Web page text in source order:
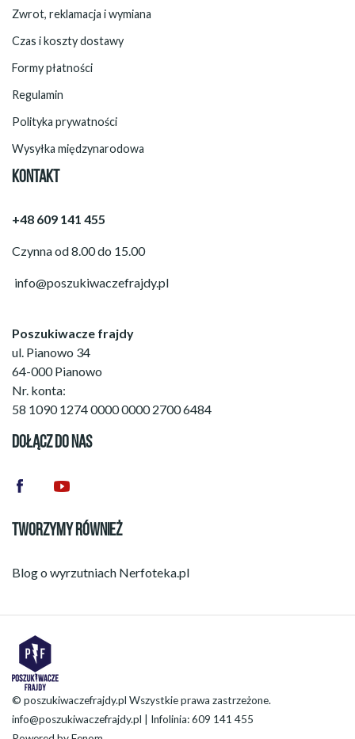
Zwrot, reklamacja i wymiana
Czas i koszty dostawy
Formy płatności
Regulamin
Polityka prywatności
Wysyłka międzynarodowa
KONTAKT
+48 609 141 455
Czynna od 8.00 do 15.00
info@poszukiwaczefrajdy.pl
Poszukiwacze frajdy
ul. Pianowo 34
64-000 Pianowo
Nr. konta:
58 1090 1274 0000 0000 2700 6484
DOŁĄCZ DO NAS
TWORZYMY RÓWNIEŻ
Blog o wyrzutniach Nerfoteka.pl
© poszukiwaczefrajdy.pl Wszystkie prawa zastrzeżone.
info@poszukiwaczefrajdy.pl | Infolinia: 609 141 455